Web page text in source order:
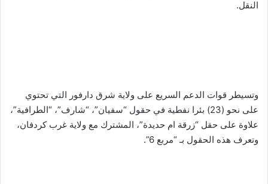
النقل.
وتسيطر قوات الدعم السريع على ولاية شرق دارفور التي تحتوي
على نحو (23) بئرا نفطية في حقول “سفيان”، “شارف”، “الطرافية”،
علاوة على حقل “زرقة ام حديدة”، المشترك مع ولاية غرب كردفان،
وتعرف هذه الحقول بـ “مربع 6”.